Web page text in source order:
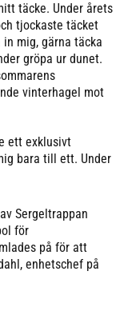
täcke. Under årets
tjockaste täcket
mig, gärna täcka
gröpa ur dunet.
vinterhagel mot
ett exklusivt
bara till ett. Under
Sergeltrappan
för
på för att
enhetschef på